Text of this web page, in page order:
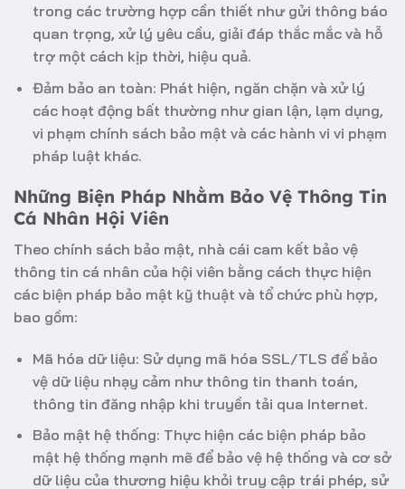
trong các trường hợp cần thiết như gửi thông báo
quan trọng, xử lý yêu cầu, giải đáp thắc mắc và hỗ
trợ một cách kịp thời, hiệu quả.
Đảm bảo an toàn: Phát hiện, ngăn chặn và xử lý
các hoạt động bất thường như gian lận, lạm dụng,
vi phạm chính sách bảo mật và các hành vi vi phạm
pháp luật khác.
Những Biện Pháp Nhằm Bảo Vệ Thông Tin
Cá Nhân Hội Viên
Theo chính sách bảo mật, nhà cái cam kết bảo vệ
thông tin cá nhân của hội viên bằng cách thực hiện
các biện pháp bảo mật kỹ thuật và tổ chức phù hợp,
bao gồm:
Mã hóa dữ liệu: Sử dụng mã hóa SSL/TLS để bảo
vệ dữ liệu nhạy cảm như thông tin thanh toán,
thông tin đăng nhập khi truyền tải qua Internet.
Bảo mật hệ thống: Thực hiện các biện pháp bảo
mật hệ thống mạnh mẽ để bảo vệ hệ thống và cơ sở
dữ liệu của thương hiệu khỏi truy cập trái phép, sử